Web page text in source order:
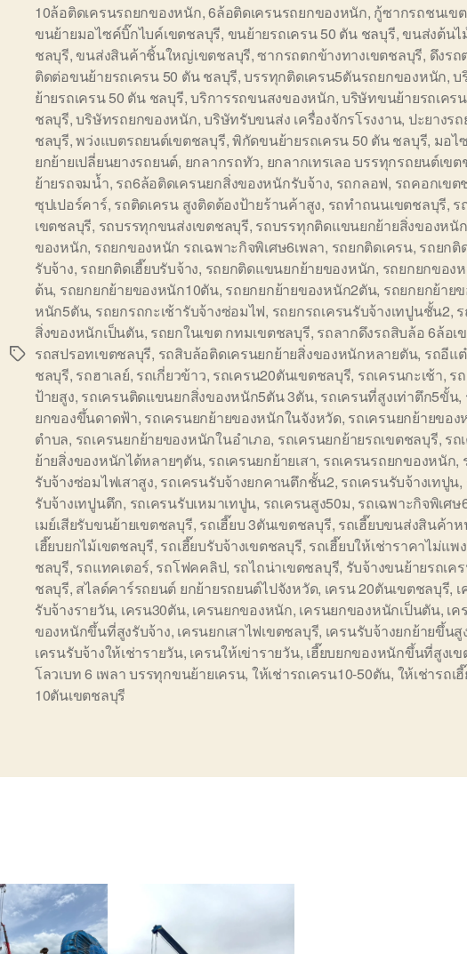
Tags
10ล้อติดเครนรถยกของหนัก,6ล้อติดเครนรถยกของหนัก, กู้ซากรถชนเข
ขนย้ายมอไซค์บิ๊กไบค์เขตชลบุรี, ขนย้ายรถเครน 50 ตัน ชลบุรี, ขนส่งต้นไ
ชลบุรี, ขนส่งสินค้าชิ้นใหญ่เขตชลบุรี,ซากรถตกข้างทางเขตชลบุรี, ดึงร
ติดต่อขนย้ายรถเครน 50 ตัน ชลบุรี,บรรทุกติดเครน5ตันรถยกของหนัก,บ
ย้ายรถเครน 50 ตัน ชลบุรี,บริการรถขนสงของหนัก,บริษัทขนย้ายรถเคร
ชลบุรี,บริษัทรถยกของหนัก,บริษัทรับขนส่ง เครื่องจักรโรงงาน, ปะยางร
ชลบุรี,พว่งแบตรถยนต์เขตชลบุรี,พิกัดขนย้ายรถเครน 50 ตัน ชลบุรี, มอไ
ยกย้ายเปลี่ยนยางรถยนต์, ยกลากรถทัว, ยกลากเทรเลอ บรรทุกรถยนต์เข
ย้ายรถจมน้ำ, รถ6ล้อติดเครนยกสิ่งของหนักรับจ้าง, รถกลอฟ, รถคอกเขต
ซุปเปอร์คาร์, รถติดเครน สูงติดต้องป้ายร้านค้าสูง, รถทำถนนเขตชลบุรี, ร
เขตชลบุรี, รถบรรทุกขนส่งเขตชลบุรี, รถบรรทุกติดแขนยกย้ายสิ่งของหนัก
ของหนัก, รถยกของหนัก รถเฉพาะกิจพิเศษ6เพลา, รถยกติดเครน, รถยกติ
รับจ้าง, รถยกติดเฮี๊ยบรับจ้าง, รถยกติดแขนยกย้ายของหนัก, รถยกยกของ
ต้น, รถยกยกย้ายของหนัก10ตัน, รถยกยกย้ายของหนัก2ตัน, รถยกยกย้าย
หนัก5ตัน, รถยกรถกะเช้ารับจ้างซ่อมไฟ, รถยกรถเครนรับจ้างเทปูนชั้น2,
สิ่งของหนักเป็นตัน, รถยกในเขต กทมเขตชลบุรี, รถลากดึงรถสิบล้อ 6ล้อเ
รถสปรอทเขตชลบุรี, รถสิบล้อติดเครนยกย้ายสิ่งของหนักหลายตัน, รถอีแ
ชลบุรี, รถฮาเลย์, รถเกี่ยวข้าว, รถเครน20ตันเขตชลบุรี, รถเครนกะเช้า, ร
ป้ายสูง, รถเครนติดแขนยกสิ่งของหนัก5ตัน 3ตัน, รถเครนที่สูงเท่าตึก5ขั้น,
ยกของขึ้นดาดฟ้า, รถเครนยกย้ายของหนักในจังหวัด, รถเครนยกย้ายขอ
ตำบล, รถเครนยกย้ายของหนักในอำเภอ, รถเครนยกย้ายรถเขตชลบุรี, รถ
ย้ายสิ่งของหนักได้หลายๆตัน, รถเครนยกย้ายเสา, รถเครนรถยกของหนัก,
รับจ้างซ่อมไฟเสาสูง, รถเครนรับจ้างยกคานตึกชั้น2, รถเครนรับจ้างเทปูน,
รับจ้างเทปูนตึก, รถเครนรับเหมาเทปูน, รถเครนสูง50ม, รถเฉพาะกิจพิเศษ
เมย์เสียรับขนย้ายเขตชลบุรี, รถเฮี๊ยบ 3ตันเขตชลบุรี, รถเฮี๊ยบขนส่งสินค้า
เฮี๊ยบยกไม้เขตชลบุรี, รถเฮี๊ยบรับจ้างเขตชลบุรี, รถเฮี๊ยบให้เช่าราคาไม่แพ
ชลบุรี, รถแทคเตอร์, รถโฟคคลิป, รถไถน่าเขตชลบุรี, รับจ้างขนย้ายรถเค
ชลบุรี, สไลด์คาร์รถยนต์ ยกย้ายรถยนต์ไปจังหวัด, เครน 20ตันเขตชลบุรี,
รับจ้างรายวัน, เครน30ตัน, เครนยกของหนัก, เครนยกของหนักเป็นตัน, เค
ของหนักขึ้นที่สูงรับจ้าง, เครนยกเสาไฟเขตชลบุรี, เครนรับจ้างยกย้ายขึ้นสู
เครนรับจ้างให้เช่ารายวัน, เครนให้เข่ารายวัน, เฮี๊ยบยกของหนักขึ้นที่สูงเ
โลวเบท 6 เพลา บรรทุกขนย้ายเครน, ให้เช่ารถเครน10-50ตัน, ให้เช่ารถเ
10ตันเขตชลบุรี